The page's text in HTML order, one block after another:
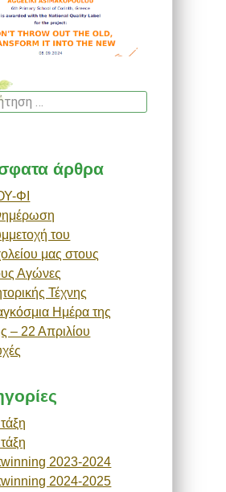
άρθρα
ΦΙ
του
μας στους
Αγώνες
Τέχνης
Ημέρα της
– 22 Απριλίου
2023-2024
2024-2025